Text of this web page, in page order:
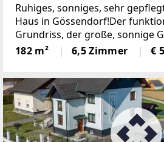
Ruhiges, sonniges, sehr
Haus in Gössendorf!Der
Grundriss, der große, sonnige
die 2 zusätzlichen überdachten
Balkon und die Terrasse, der
182 m² 6,5 Zimmer €